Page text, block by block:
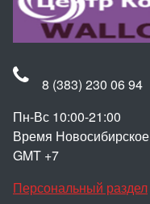
8 (383) 230 06 94
Пн-Вс 10:00-21:00
Время Новосибирское
GMT +7
Персональный раздел